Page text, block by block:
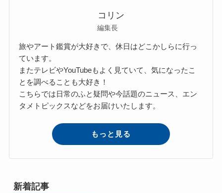
コリン
編集長
旅やアート鑑賞が大好きで、休日はどこかしらに行っ
ています。
またテレビやYouTubeもよく見ていて、気になったこ
とを調べることも大好き！
こちらでは日常のふと疑問や今話題のニュース、エン
タメトピックスなどをお届けいたします。
もっと見る
新着記事